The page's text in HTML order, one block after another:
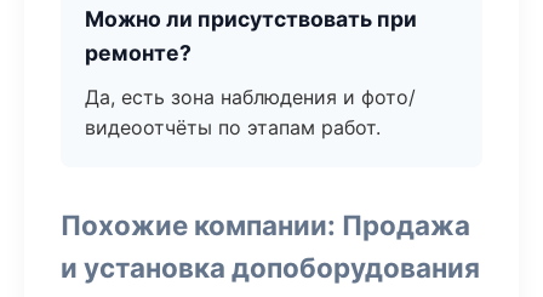
Можно ли присутствовать при
ремонте?
Да, есть зона наблюдения и фото/
видеоотчёты по этапам работ.
Похожие компании: Продажа
и установка допоборудования